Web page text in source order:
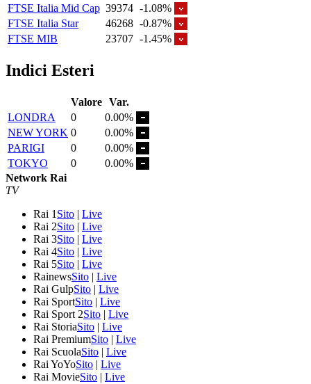
FTSE Italia Mid Cap 39374 -1.08%
FTSE Italia Star
46268 -0.87%
FTSE MIB
23707 -1.45%
Indici Esteri
Valore Var.
LONDRA
0
0.00%
NEW YORK 0
0.00%
PARIGI
0
0.00%
TOKYO
0
0.00%
Network Rai
TV
Rai 1 Sito | Live
Rai 2Sito | Live
Rai 3Sito | Live
Rai 4Sito | Live
Rai 5Sito | Live
RainewsSito | Live
Rai GulpSito | Live
Rai SportSito | Live
Rai Sport 2Sito | Live
Rai StoriaSito | Live
Rai PremiumSito | Live
Rai ScuolaSito | Live
Rai YoYoSito | Live
Rai MovieSito | Live